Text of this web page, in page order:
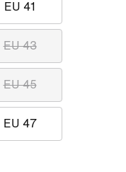
EU 41
EU 43
EU 45
EU 47